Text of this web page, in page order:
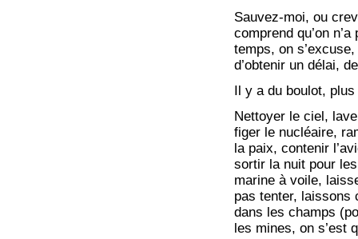
Sauvez-moi, ou
comprend qu’on
temps, on
d’obtenir un délai,
Il y a du boulot, plus
Nettoyer le ciel,
figer le nucléaire,
la paix, contenir
sortir la nuit pour
marine à voile,
pas tenter, laissons
dans les champs
les mines, on s’est